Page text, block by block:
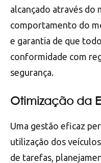
alcançado através
comportamento do
e garantia de que
conformidade com
segurança.
Otimização da
Uma gestão eficaz
utilização dos
de tarefas,